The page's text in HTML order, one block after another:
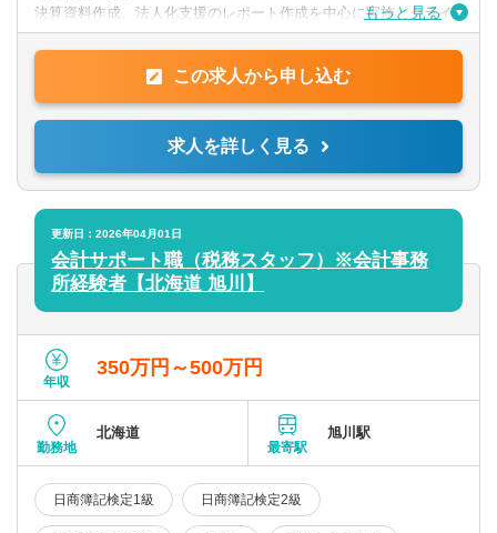
◎求める人物像
上記スキル等を有し、自立して前向きに取り組むことができる
方。
第一次産業への熱い思いを持った方は歓迎します。
決算資料作成、法人化支援のレポート作成を中心に実施。クライ
アントへ訪問し、ヒアリング、経営課題解決に向けたサポートを
行います。
提供サービス
帳簿/試算表/決算書作成の代行、法人化支援と財務分析、事業or投
計画書の作成支援、事業承継プランの立案支援 ほか
もっと見る
この求人から申し込む
求人を詳しく見る
更新日：2026年04月01日
会計サポート職（税務スタッフ）※会計事務
所経験者【北海道 旭川】
年収
350万円～500万円
勤務地
北海道
最寄駅
旭川駅
日商簿記検定1級 日商簿記検定2級